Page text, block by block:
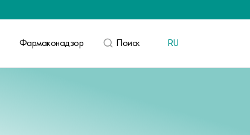
Фармаконадзор Поиск RU